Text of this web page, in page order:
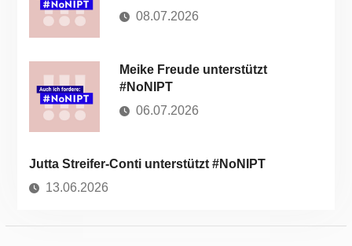
08.07.2026
Meike Freude unterstützt
#NoNIPT
06.07.2026
Jutta Streifer-Conti unterstützt #NoNIPT
13.06.2026